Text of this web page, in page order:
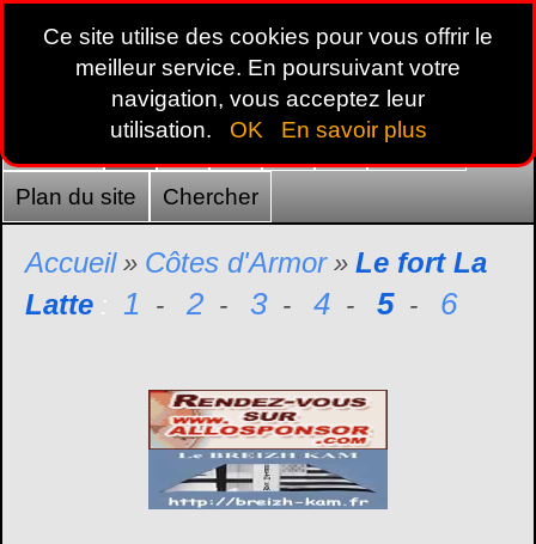
22 29 35 44 56 France
Plan du site Chercher
Accueil» Côtes d'Armor» Le fort La
Latte : 1 - 2 - 3 - 4 - 5 - 6
Ce site utilise des cookies pour vous offrir le
meilleur service. En poursuivant votre
navigation, vous acceptez leur
utilisation.
OK En savoir plus